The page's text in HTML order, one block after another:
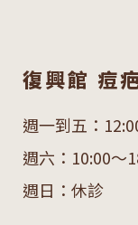
復興館 痘
週一到五：
週六：10:00～
週日：休診